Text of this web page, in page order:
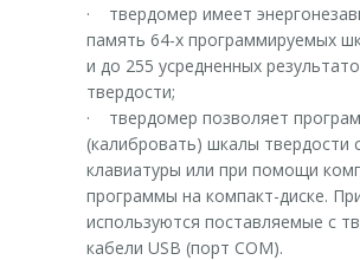
· твердомер имеет
память 64-х программируемых
и до 255 усредненных
твердости;
· твердомер позволяет
(калибровать) шкалы твердости
клавиатуры или при помощи
программы на компакт-диске.
используются поставляемые с
кабели USB (порт COM).